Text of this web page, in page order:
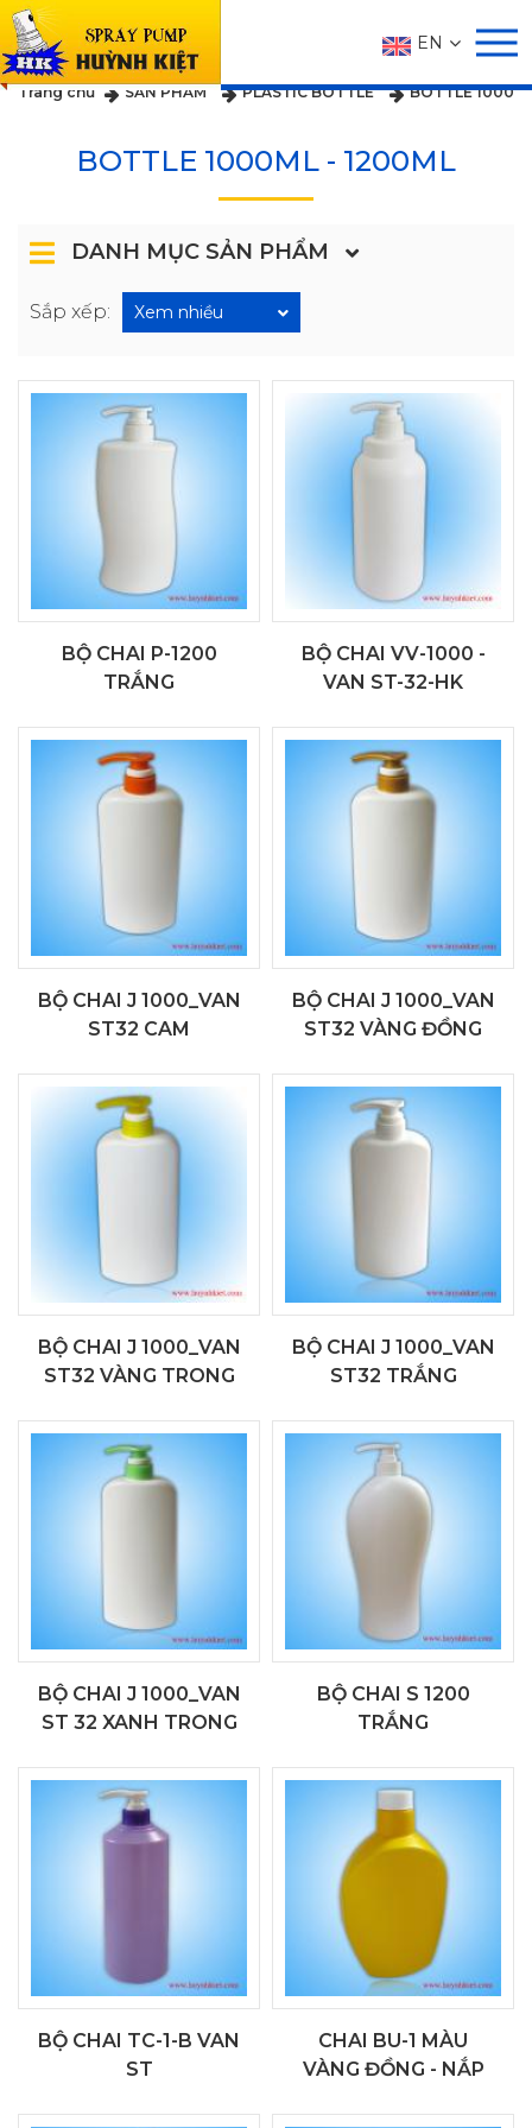
EN
SẢN PHẨM
Trang chủ SẢN PHẨM PLASTIC BOTTLE BOTTLE
BOTTLE 1000ML - 1200ML
DANH MỤC SẢN PHẨM
Sắp xếp: Xem nhiều
BỘ CHAI P-1200
TRẮNG
BỘ CHAI VV-1000 -
VAN ST-32-HK
BỘ CHAI J 1000_VAN
ST32 CAM
BỘ CHAI J 1000_VAN
ST32 VÀNG ĐỒNG
BỘ CHAI J 1000_VAN
ST32 VÀNG TRONG
BỘ CHAI J 1000_VAN
ST32 TRẮNG
BỘ CHAI J 1000_VAN
ST 32 XANH TRONG
BỘ CHAI S 1200
TRẮNG
BỘ CHAI TC-1-B VAN
ST
CHAI BU-1 MÀU
VÀNG ĐỒNG - NẮP